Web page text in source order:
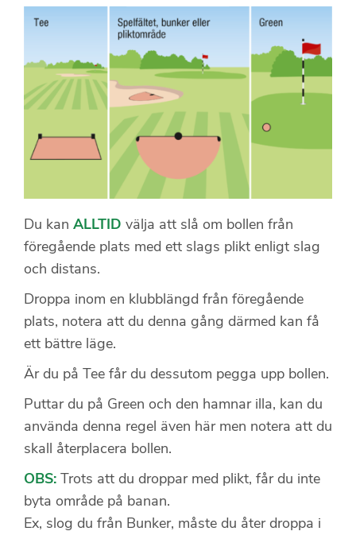
Du kan ALLTID välja att slå om bollen från
föregående plats med ett slags plikt enligt slag
och distans.
Droppa inom en klubblängd från föregående
plats, notera att du denna gång därmed kan få
ett bättre läge.
Är du på Tee får du dessutom pegga upp bollen.
Puttar du på Green och den hamnar illa, kan du
använda denna regel även här men notera att du
skall återplacera bollen.
OBS: Trots att du droppar med plikt, får du inte
byta område på banan.
Ex, slog du från Bunker, måste du åter droppa i